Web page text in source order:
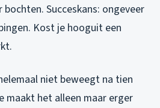
Succeskans: ongeveer
Kost je hooguit een
niet beweegt na tien
maakt het alleen maar erger